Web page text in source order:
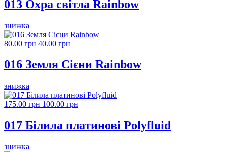
013 Охра світла Rainbow
знижка
80.00 грн 40.00 грн
016 Земля Сієни Rainbow
знижка
175.00 грн 100.00 грн
017 Білила платинові Polyfluid
знижка